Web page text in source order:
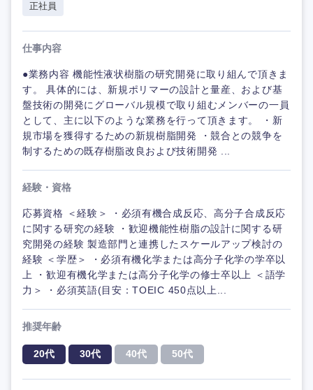
正社員
仕事内容
●業務内容 機能性液状樹脂の研究開発に取り組んで頂きま
す。 具体的には、新規ポリマーの設計と量産、および基
盤技術の開発にグローバル規模で取り組むメンバーの一員
として、主に以下のような業務を行って頂きます。 ・新
規市場を獲得するための新規樹脂開発 ・競合との競争を
制するための既存樹脂改良および技術開発 ...
経験・資格
応募資格 ＜経験＞ ・必須有機合成反応、高分子合成反応
に関する研究の経験 ・歓迎機能性樹脂の設計に関する研
究開発の経験 製造部門と連携したスケールアップ検討の
経験 ＜学歴＞ ・必須有機化学または高分子化学の学卒以
上 ・歓迎有機化学または高分子化学の修士卒以上 ＜語学
力＞ ・必須英語(目安：TOEIC 450点以上...
推奨年齢
20代 30代 40代 50代